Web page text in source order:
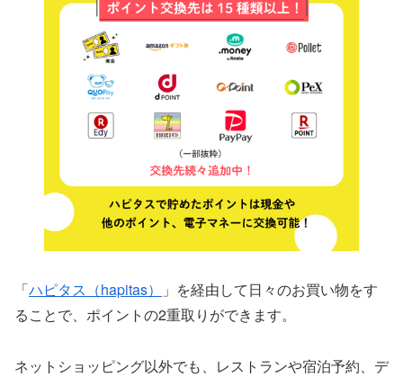
「ハピタス（hapitas）
」を経由して日々のお買い物をす
ることで、ポイントの2重取りができます。
ネットショッピング以外でも、レストランや宿泊予約、デ